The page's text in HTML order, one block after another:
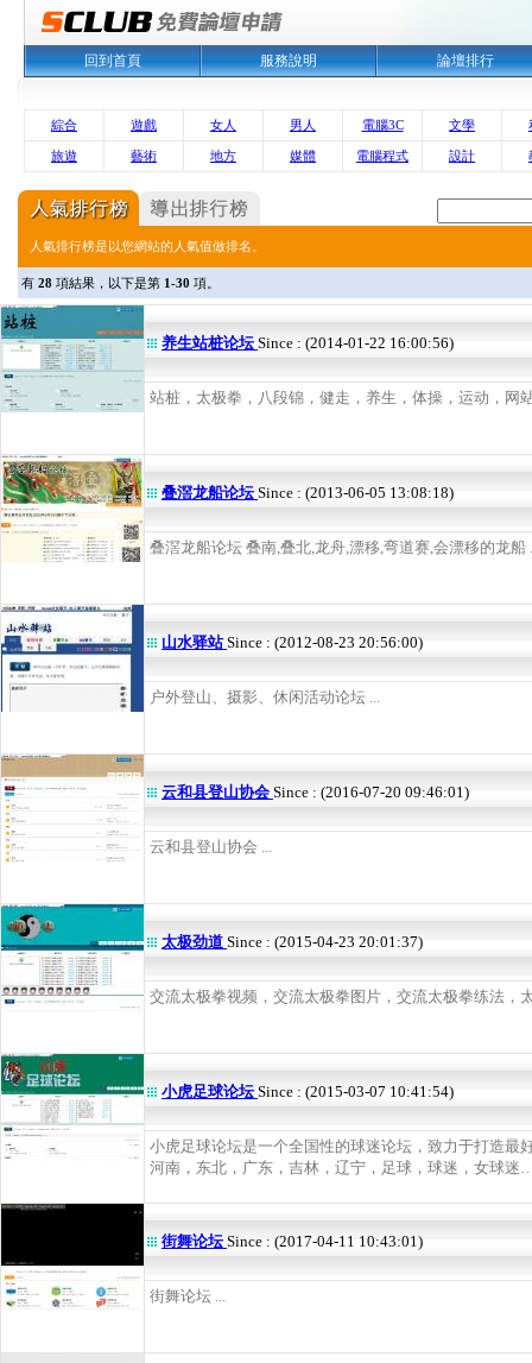
回到首頁 服務說明 論壇排行
綜合 遊戲 女人 男人 電腦3C 文學
旅遊 藝術 地方 媒體 電腦程式 設計
人氣排行榜是以您網站的人氣值做排名。
有 28 項結果，以下是第 1-30 項。
养生站桩论坛Since : (2014-01-22 16:00:56)
站桩，太极拳，八段锦，健走，养生，体操，运动，
叠滘龙船论坛Since : (2013-06-05 13:08:18)
叠滘龙船论坛 叠南,叠北,龙舟,漂移,弯道赛,会漂移的龙船
山水驿站Since : (2012-08-23 20:56:00)
户外登山、摄影、休闲活动论坛 ...
云和县登山协会 Since : (2016-07-20 09:46:01)
云和县登山协会 ...
太极劲道 Since : (2015-04-23 20:01:37)
交流太极拳视频，交流太极拳图片，交流太极拳练法，
小虎足球论坛Since : (2015-03-07 10:41:54)
小虎足球论坛是一个全国性的球迷论坛，致力于打造最
河南，东北，广东，吉林，辽宁，足球，球迷，女球
街舞论坛Since : (2017-04-11 10:43:01)
街舞论坛 ...